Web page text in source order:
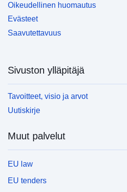
Oikeudellinen huomautus
Evästeet
Saavutettavuus
Sivuston ylläpitäjä
Tavoitteet, visio ja arvot
Uutiskirje
Muut palvelut
EU law
EU tenders